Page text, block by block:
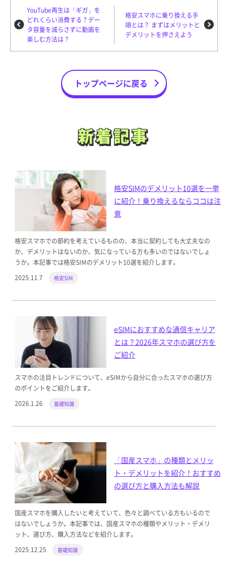
YouTube再生は「ギガ」を
どれくらい消費する？デー
タ容量を減らさずに動画を
楽しむ方法は？
格安スマホに乗り換える手
順とは？ まずはメリットと
デメリットを押さえよう
トップページに戻る
新着記事
新着記事
格安SIMのデメリット10選を一挙
に紹介！乗り換えるならココは注
意
格安スマホでの節約を考えているものの、本当に契約しても大丈夫なの
か、デメリットはないのか、気になっている方も多いのではないでしょ
うか。本記事では格安SIMのデメリット10選を紹介します。
2025.11.7
格安SIM
eSIMにおすすめな通信キャリア
とは？2026年スマホの選び方を
ご紹介
スマホの注目トレンドについて、eSIMから自分に合ったスマホの選び方
のポイントをご紹介します。
2026.1.26
基礎知識
「国産スマホ」の種類とメリッ
ト・デメリットを紹介！おすすめ
の選び方と購入方法も解説
国産スマホを購入したいと考えていて、色々と調べている方もいるので
はないでしょうか。本記事では、国産スマホの種類やメリット・デメリ
ット、選び方、購入方法などを紹介します。
2025.12.25
基礎知識